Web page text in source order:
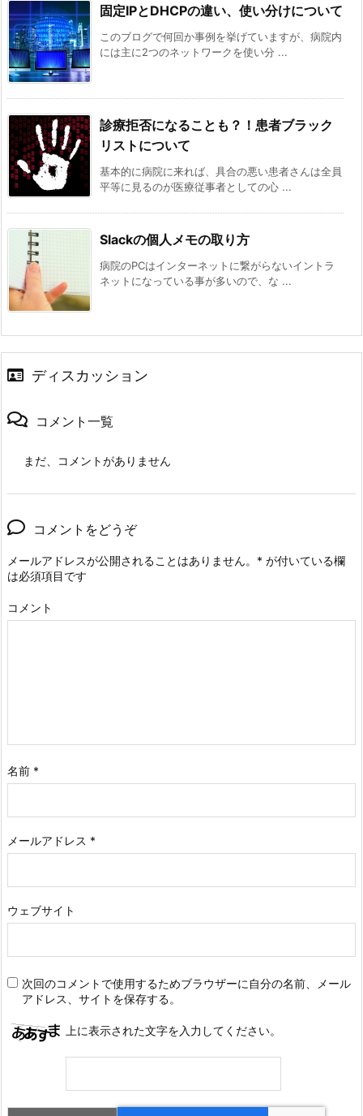
固定IPとDHCPの違い、使い分けについて
このブログで何回か事例を挙げていますが、病院内
には主に2つのネットワークを使い分 ...
診療拒否になることも？！患者ブラック
リストについて
基本的に病院に来れば、具合の悪い患者さんは全員
平等に見るのが医療従事者としての心 ...
Slackの個人メモの取り方
病院のPCはインターネットに繋がらないイントラ
ネットになっている事が多いので、な ...
ディスカッション
コメント一覧
まだ、コメントがありません
コメントをどうぞ
メールアドレスが公開されることはありません。 * が付いている欄
は必須項目です
コメント
名前 *
メールアドレス *
ウェブサイト
次回のコメントで使用するためブラウザーに自分の名前、メール
アドレス、サイトを保存する。
上に表示された文字を入力してください。